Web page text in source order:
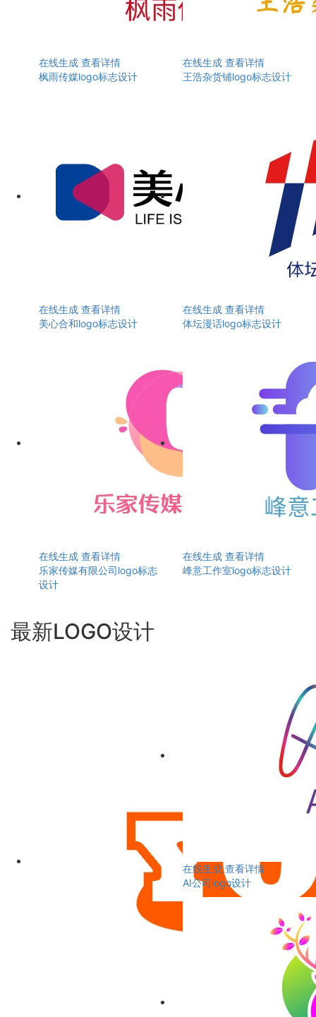
在线生成 查看详情
枫雨传媒logo标志设计
在线生成 查看详情
王浩杂货铺logo标志设计
在线生成 查看详情
美心合和logo标志设计
在线生成 查看详情
体坛漫话logo标志设计
在线生成 查看详情
乐家传媒有限公司logo标志
设计
在线生成 查看详情
峰意工作室logo标志设计
最新LOGO设计
在线生成 查看详情
AI公司logo设计